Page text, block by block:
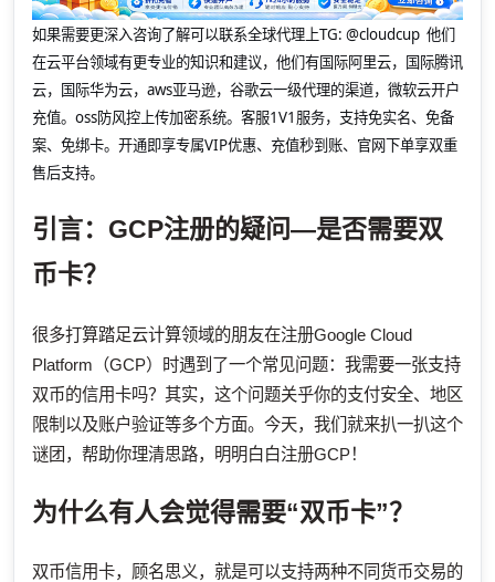
如果需要更深入咨询了解可以联系全球代理上TG: @cloudcup 他们
在云平台领域有更专业的知识和建议，他们有国际阿里云，国际腾讯
云，国际华为云，aws亚马逊，谷歌云一级代理的渠道，微软云开户
充值。oss防风控上传加密系统。客服1V1服务，支持免实名、免备
案、免绑卡。开通即享专属VIP优惠、充值秒到账、官网下单享双重
售后支持。
引言：GCP注册的疑问—是否需要双
币卡？
很多打算踏足云计算领域的朋友在注册Google Cloud
Platform（GCP）时遇到了一个常见问题：我需要一张支持
双币的信用卡吗？其实，这个问题关乎你的支付安全、地区
限制以及账户验证等多个方面。今天，我们就来扒一扒这个
谜团，帮助你理清思路，明明白白注册GCP！
为什么有人会觉得需要“双币卡”？
双币信用卡，顾名思义，就是可以支持两种不同货币交易的